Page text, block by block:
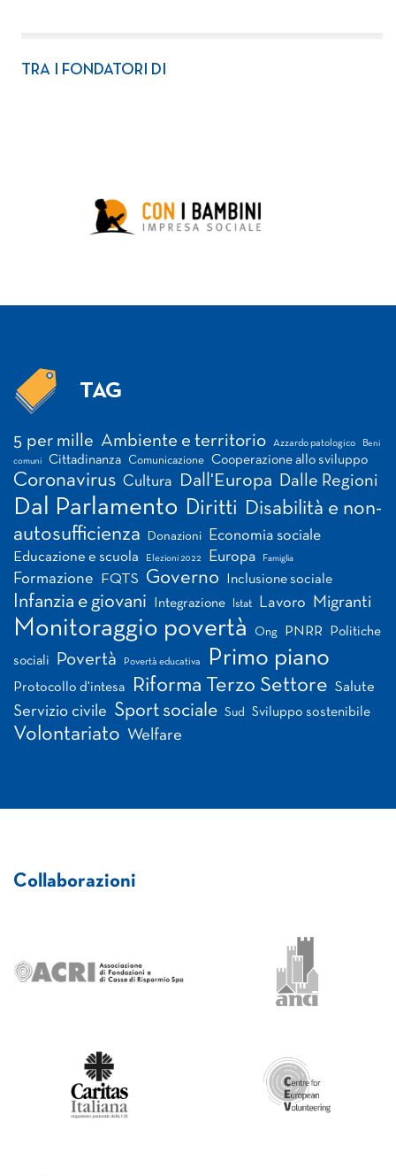
TRA I FONDATORI DI
TAG
5 per mille Ambiente e territorio Azzardo patologico Beni
comuni Cittadinanza Comunicazione Cooperazione allo sviluppo
Coronavirus Cultura Dall'Europa Dalle Regioni
Dal Parlamento Diritti Disabilità e non-
autosufficienza
Donazioni Economia sociale
Educazione e scuola Elezioni 2022 Europa Famiglia
Formazione FQTS Governo Inclusione sociale
Infanzia e giovani Integrazione Istat Lavoro Migranti
Monitoraggio povertà Ong PNRR Politiche
sociali Povertà Povertà educativa Primo piano
Protocollo d'intesa Riforma Terzo Settore Salute
Servizio civile Sport sociale Sud Sviluppo sostenibile
Volontariato Welfare
Collaborazioni